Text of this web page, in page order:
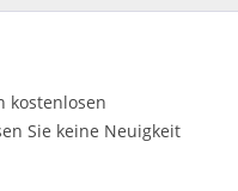
kostenlosen
Sie keine Neuigkeit